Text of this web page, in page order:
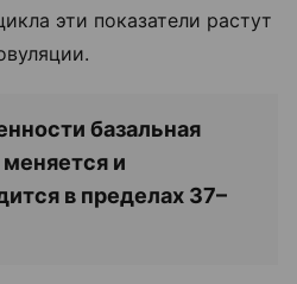
эти показатели растут
базальная
и
в пределах 37–